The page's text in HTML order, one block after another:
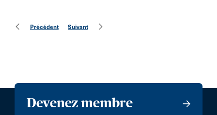
Précédent Suivant
Devenez membre